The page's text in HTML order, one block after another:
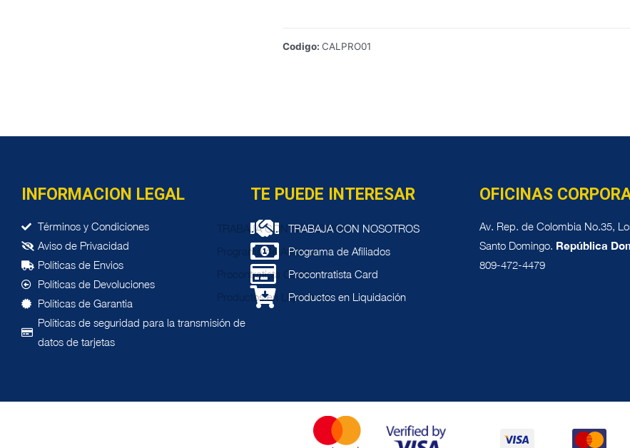
Codigo: CALPRO01
INFORMACION LEGAL
Términos y Condiciones
Aviso de Privacidad
Políticas de Envios
Políticas de Devoluciones
Políticas de Garantia
Políticas de seguridad para la transmisión de
datos de tarjetas
TE PUEDE INTERESAR
TRABAJA CON NOSOTROS
Programa de Afiliados
Procontratista Card
Productos en Liquidación
OFICINAS
Av. Rep. de Colombia No.35,
Santo Domingo. República
809-472-4479